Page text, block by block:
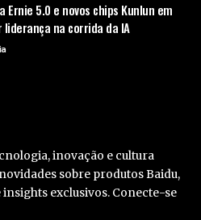
Ernie 5.0 e novos chips Kunlun em
liderança na corrida da IA
inovação e cultura
sobre produtos Baidu,
exclusivos. Conecte-se